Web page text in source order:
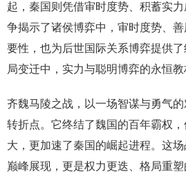
起，秦国则凭借审时度势、积蓄实
争揭示了诸侯博弈中，审时度势、
要性，也为后世国际关系博弈提供
局变迁中，实力与聪明博弈的永恒教
齐魏马陵之战，以一场智谋与勇气
转折点。它终结了魏国的百年霸权
大，更加速了秦国的崛起进程。这
巅峰展现，更是权力更迭、格局重